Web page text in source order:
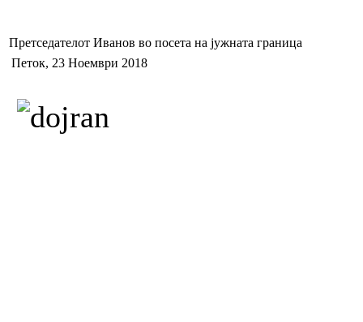
Претседателот Иванов во посета на јужната граница
Петок, 23 Ноември 2018